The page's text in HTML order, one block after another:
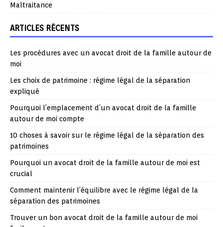
Maltraitance
ARTICLES RÉCENTS
Les procédures avec un avocat droit de la famille autour de
moi
Les choix de patrimoine : régime légal de la séparation
expliqué
Pourquoi l’emplacement d’un avocat droit de la famille
autour de moi compte
10 choses à savoir sur le régime légal de la séparation des
patrimoines
Pourquoi un avocat droit de la famille autour de moi est
crucial
Comment maintenir l’équilibre avec le régime légal de la
séparation des patrimoines
Trouver un bon avocat droit de la famille autour de moi